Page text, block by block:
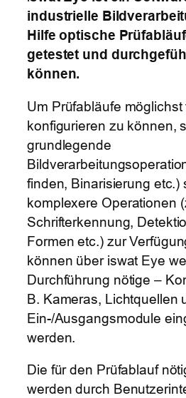
industrielle
Hilfe optische
getestet und
können.
Um Prüfabläufe möglichst
konfigurieren zu können,
grundlegende
finden, Binarisierung etc.)
komplexere Operationen
Schrifterkennung,
Formen etc.) zur
können über iswat Eye
Durchführung nötige –
B. Kameras, Lichtquellen
Ein-/Ausgangsmodule
werden.
Die für den Prüfablauf
werden durch